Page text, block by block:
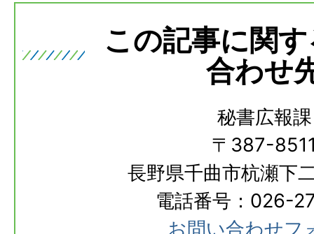
この記事に関
合わせ
秘書広報課
〒387-
長野県千曲市杭瀬下
電話番号：026-
お問い合わせフ